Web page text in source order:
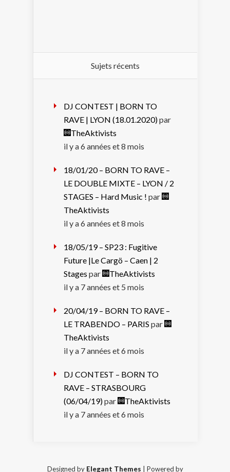
Sujets récents
DJ CONTEST | BORN TO
RAVE | LYON (18.01.2020)par
TheAktivists
il y a 6 années et 8 mois
18/01/20 – BORN TO RAVE –
LE DOUBLE MIXTE – LYON / 2
STAGES – Hard Music ! par
TheAktivists
il y a 6 années et 8 mois
18/05/19 – SP23 : Fugitive
Future |Le Cargö – Caen | 2
Stages par
TheAktivists
il y a 7 années et 5 mois
20/04/19 – BORN TO RAVE –
LE TRABENDO – PARIS par
TheAktivists
il y a 7 années et 6 mois
DJ CONTEST – BORN TO
RAVE – STRASBOURG
(06/04/19)par
TheAktivists
il y a 7 années et 6 mois
Designed by Elegant Themes | Powered by